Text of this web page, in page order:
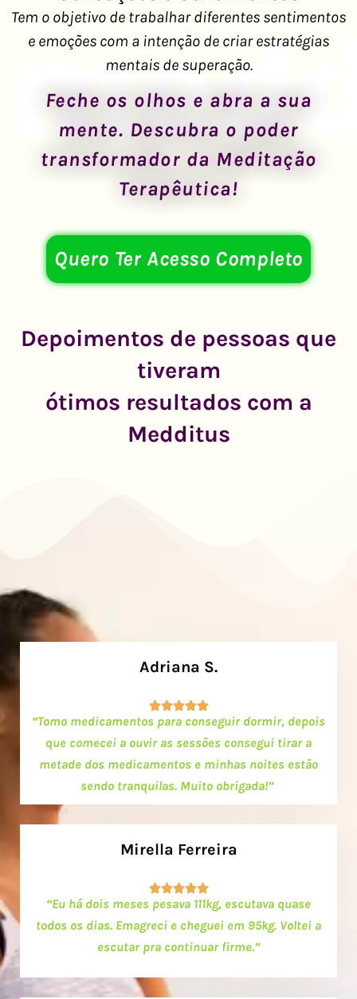
Tem o objetivo de trabalhar diferentes sentimentos
e emoções com a intenção de criar estratégias
mentais de superação.
Feche os olhos e abra a sua
mente. Descubra o poder
transformador da Meditação
Terapêutica!
Quero Ter Acesso Completo
Depoimentos de pessoas que
tiveram
ótimos resultados com a
Medditus
Adriana S.

“Tomo medicamentos para conseguir dormir, depois
que comecei a ouvir as sessões consegui tirar a
metade dos medicamentos e minhas noites estão
sendo tranquilas. Muito obrigada!”
Mirella Ferreira

“Eu há dois meses pesava 111kg, escutava quase
todos os dias. Emagreci e cheguei em 95kg. Voltei a
escutar pra continuar firme.”